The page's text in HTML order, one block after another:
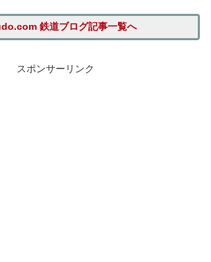
鉄道ブログ記事一覧へ
スポンサーリンク